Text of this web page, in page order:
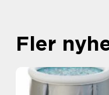
Fler